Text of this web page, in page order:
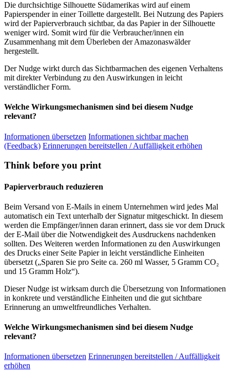
Die durchsichtige Silhouette Südamerikas wird auf einem
Papierspender in einer Toillette dargestellt. Bei Nutzung des Papiers
wird der Papierverbrauch sichtbar, da das Papier in der Silhouette
weniger wird. Somit wird für die Verbraucher/innen ein
Zusammenhang mit dem Überleben der Amazonaswälder
hergestellt.
Der Nudge wirkt durch das Sichtbarmachen des eigenen Verhaltens
mit direkter Verbindung zu den Auswirkungen in leicht
verständlicher Form.
Welche Wirkungsmechanismen sind bei diesem Nudge
relevant?
Informationen übersetzen Informationen sichtbar machen
(Feedback) Erinnerungen bereitstellen / Auffälligkeit erhöhen
Think before you print
Papierverbrauch reduzieren
Beim Versand von E-Mails in einem Unternehmen wird jedes Mal
automatisch ein Text unterhalb der Signatur mitgeschickt. In diesem
werden die Empfänger/innen daran erinnert, dass sie vor dem Druck
der E-Mail über die Notwendigkeit des Ausdruckens nachdenken
sollten. Des Weiteren werden Informationen zu den Auswirkungen
des Drucks einer Seite Papier in leicht verständliche Einheiten
übersetzt („Sparen Sie pro Seite ca. 260 ml Wasser, 5 Gramm CO₂
und 15 Gramm Holz“).
Dieser Nudge ist wirksam durch die Übersetzung von Informationen
in konkrete und verständliche Einheiten und die gut sichtbare
Erinnerung an umweltfreundliches Verhalten.
Welche Wirkungsmechanismen sind bei diesem Nudge
relevant?
Informationen übersetzen Erinnerungen bereitstellen / Auffälligkeit
erhöhen